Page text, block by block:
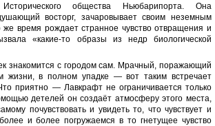
общества Ньюбарипорта. Она
восторг, зачаровывает своим неземным
же время рождает странное чувство отвращения и
«какие-то образы из недр биологической
знакомится с городом сам. Мрачный, поражающий
жизни, в полном упадке — вот таким встречает
приятно — Лавкрафт не ограничивается только
детелей он создаёт атмосферу этого места,
почувствовать и увидеть то, что чувствует и
и более погружаемся в то гнетущее чувство